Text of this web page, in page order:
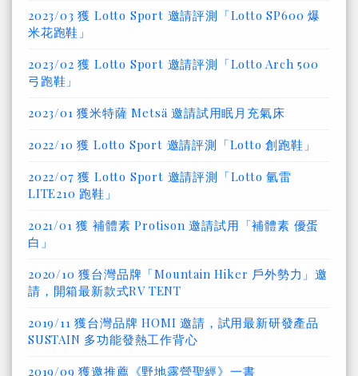
2023/03 獲 Lotto Sport 邀請評測「Lotto SP600 爆
米花跑鞋」
2023/02 獲 Lotto Sport 邀請評測「Lotto Arch 500
弓跑鞋」
2023/01 獲米特薩 Metsä 邀請試用眠月充氣床
2022/10 獲 Lotto Sport 邀請評測「Lotto 創跑鞋」
2022/07 獲 Lotto Sport 邀請評測「Lotto 氫雷
LITE210 跑鞋」
2021/01 獲 補體素 Protison 邀請試用「補體素 優蛋
白」
2020/10 獲台灣品牌「Mountain Hiker 戶外勢力」邀
請，開箱最新款式RV TENT
2019/11 獲台灣品牌 HOMI 邀請，試用最新研發產品
SUSTAIN 多功能發熱工作背心
2019/09 獲邀推薦《野地露營聖經》一書